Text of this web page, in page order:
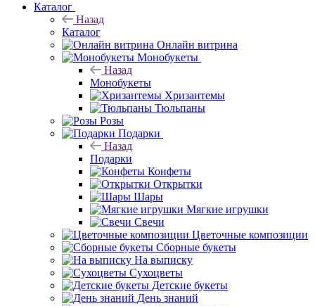
Каталог
Назад
Каталог
Онлайн витрина
Монобукеты
Назад
Монобукеты
Хризантемы
Тюльпаны
Розы
Подарки
Назад
Подарки
Конфеты
Открытки
Шары
Мягкие игрушки
Свечи
Цветочные композиции
Сборные букеты
На выписку
Сухоцветы
Детские букеты
День знаний